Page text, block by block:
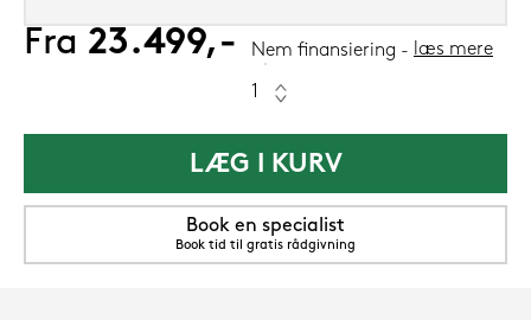
Fra 23.499,- Nem finansiering læs mere
LÆG I KURV
Book en specialist
Book tid til gratis rådgivning